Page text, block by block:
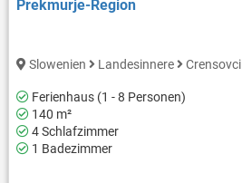
Prekmurje-Region
Slowenien Landesinnere Crensovci
Ferienhaus (1 - 8 Personen)
140 m²
4 Schlafzimmer
1 Badezimmer